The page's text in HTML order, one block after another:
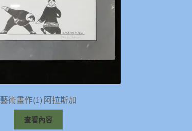
藝術畫作(1) 阿拉斯加
查看內容